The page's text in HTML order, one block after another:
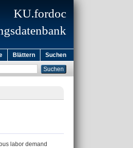
KU.fordoc
Blättern Suchen
labor demand